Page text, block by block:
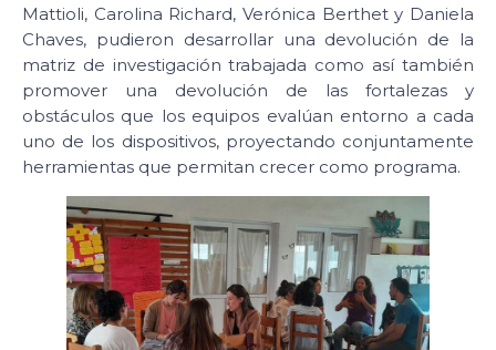
Mattioli, Carolina Richard, Verónica Berthet y Daniela
Chaves, pudieron desarrollar una devolución de la
matriz de investigación trabajada como así también
promover una devolución de las fortalezas y
obstáculos que los equipos evalúan entorno a cada
uno de los dispositivos, proyectando conjuntamente
herramientas que permitan crecer como programa.